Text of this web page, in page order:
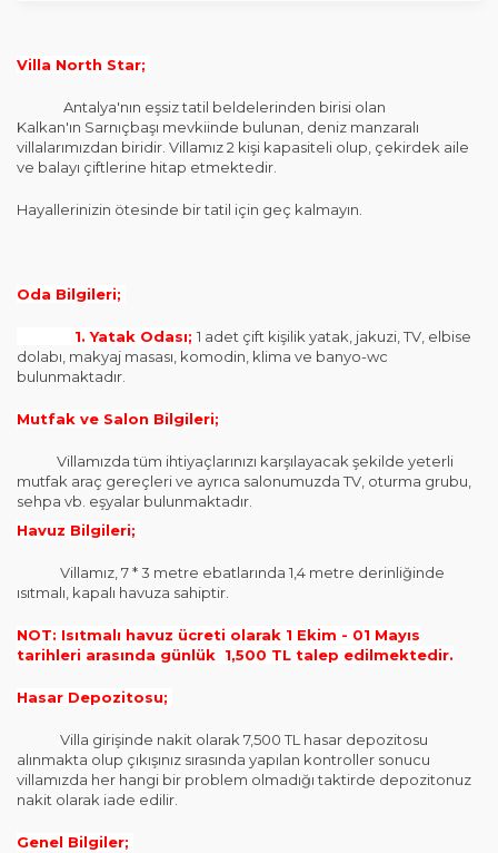
Villa North Star;
Antalya'nın eşsiz tatil beldelerinden birisi olan
Kalkan'ın Sarnıçbaşı mevkiinde bulunan, deniz manzaralı
villalarımızdan biridir. Villamız 2 kişi kapasiteli olup, çekirdek aile
ve balayı çiftlerine hitap etmektedir.
Hayallerinizin ötesinde bir tatil için geç kalmayın.
Oda Bilgileri;
1. Yatak Odası; 1 adet çift kişilik yatak, jakuzi, TV, elbise
dolabı, makyaj masası, komodin, klima ve banyo-wc
bulunmaktadır.
Mutfak ve Salon Bilgileri;
Villamızda tüm ihtiyaçlarınızı karşılayacak şekilde yeterli
mutfak araç gereçleri ve ayrıca salonumuzda TV, oturma grubu,
sehpa vb. eşyalar bulunmaktadır.
Havuz Bilgileri;
Villamız, 7 * 3 metre ebatlarında 1,4 metre derinliğinde
ısıtmalı, kapalı havuza sahiptir.
NOT: Isıtmalı havuz ücreti olarak 1 Ekim - 01 Mayıs
tarihleri arasında günlük 1,500 TL talep edilmektedir.
Hasar Depozitosu;
Villa girişinde nakit olarak 7,500 TL hasar depozitosu
alınmakta olup çıkışınız sırasında yapılan kontroller sonucu
villamızda her hangi bir problem olmadığı taktirde depozitonuz
nakit olarak iade edilir.
Genel Bilgiler;